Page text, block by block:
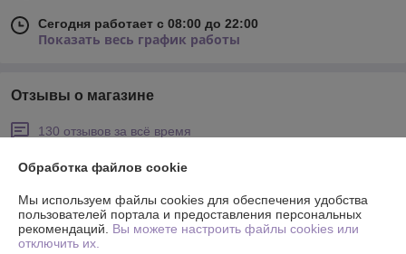
Сегодня работает с 08:00 до 22:00
Показать весь график работы
Отзывы о магазине
130 отзывов за всё время
Виктория Рогут
Очень плохо
Шкафы сняты с производства. Нового предложения не поступило.
Обработка файлов cookie
Мы используем файлы cookies для обеспечения удобства
пользователей портала и предоставления персональных
рекомендаций. Вы можете настроить файлы cookies или
отключить их.